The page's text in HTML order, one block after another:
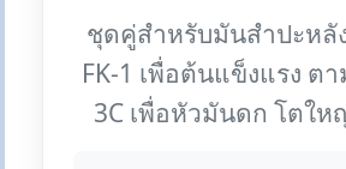
ชุดคู่สำหรับมันสำปะหลั
FK-1 เพื่อต้นแข็งแรง ต
3C เพื่อหัวมันดก โตให